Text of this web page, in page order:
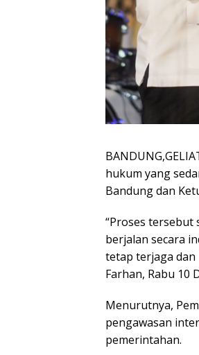
hukum yang
Bandung dan
“Proses tersebut
berjalan secara
tetap terjaga dan
Farhan, Rabu 10
Menurutnya,
pengawasan
pemerintahan.